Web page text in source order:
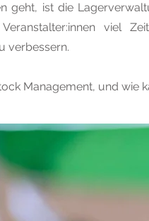
geht, ist die
Veranstalter:innen viel
verbessern.
Management, und wie